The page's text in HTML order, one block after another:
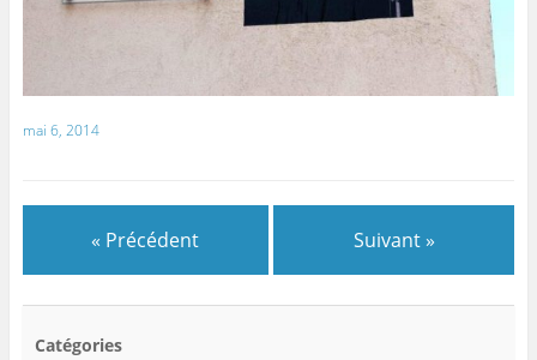
mai 6, 2014
« Précédent Suivant »
Catégories